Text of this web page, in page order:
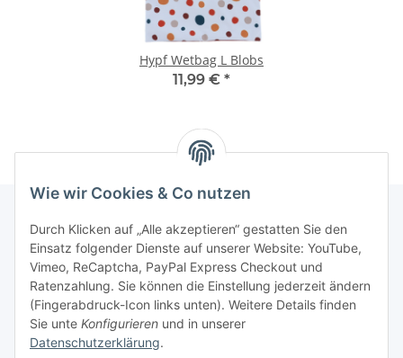
Hypf Wetbag L Blobs
11,99 € *
Informationen
Gesetzliche Informationen
Schnellkauf
Wie wir Cookies & Co nutzen
Durch Klicken auf „Alle akzeptieren“ gestatten Sie den
Einsatz folgender Dienste auf unserer Website: YouTube,
Vimeo, ReCaptcha, PayPal Express Checkout und
Ratenzahlung. Sie können die Einstellung jederzeit ändern
(Fingerabdruck-Icon links unten). Weitere Details finden
Sie unte Konfigurieren und in unserer
Datenschutzerklärung.